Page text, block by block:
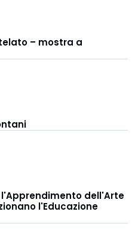
– mostra a
dell'Arte
l'Educazione